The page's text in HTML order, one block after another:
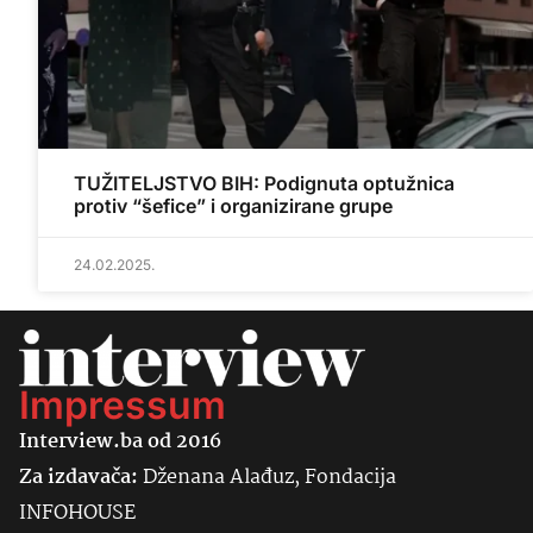
TUŽITELJSTVO BIH: Podignuta optužnica
protiv “šefice” i organizirane grupe
24.02.2025.
Impressum
Interview.ba od 2016
Za izdavača:Dženana Alađuz, Fondacija
INFOHOUSE